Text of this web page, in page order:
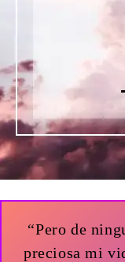
“Pero de
preciosa mi